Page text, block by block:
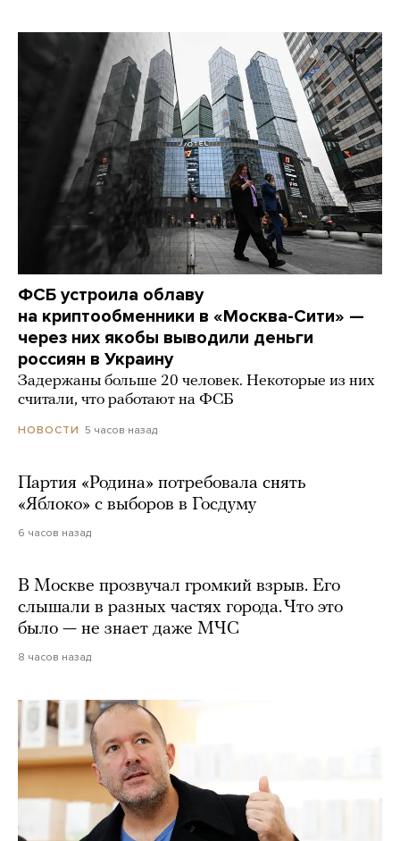
ФСБ устроила облаву
на криптообменники в «Москва-Сити» —
через них якобы выводили деньги
россиян в Украину
Задержаны больше 20 человек. Некоторые из них
считали, что работают на ФСБ
НОВОСТИ 5 часов назад
Партия «Родина» потребовала снять
«Яблоко» с выборов в Госдуму
6 часов назад
В Москве прозвучал громкий взрыв. Его
слышали в разных частях города. Что это
было — не знает даже МЧС
8 часов назад